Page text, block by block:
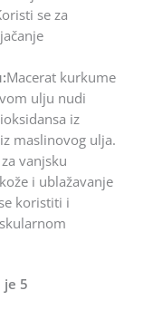
se za
Macerat kurkume
ulju nudi
iz
maslinovog ulja.
vanjsku
i ublažavanje
koristiti i
5